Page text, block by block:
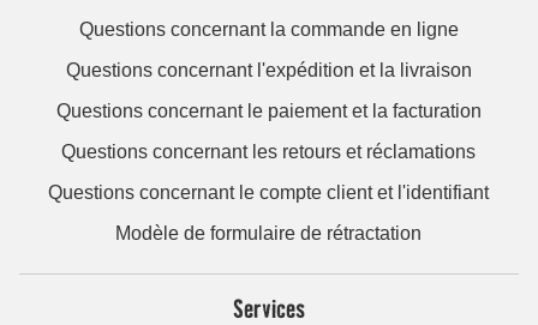
Questions concernant la commande en ligne
Questions concernant l'expédition et la livraison
Questions concernant le paiement et la facturation
Questions concernant les retours et réclamations
Questions concernant le compte client et l'identifiant
Modèle de formulaire de rétractation
Services